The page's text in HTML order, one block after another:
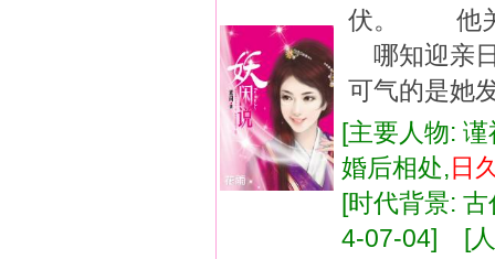
伏。 他关
哪知迎亲
可气的是
[主要人物:
婚后相处,日
[时代背景:
4-07-04] [